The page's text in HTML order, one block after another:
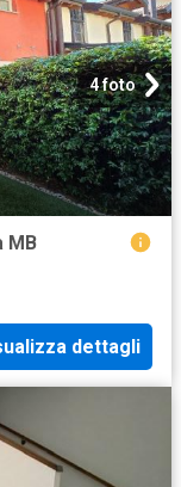
4 foto
MB
dettagli